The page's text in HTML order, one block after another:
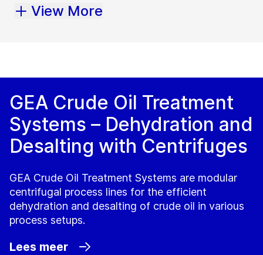
View More
GEA Crude Oil Treatment
Systems – Dehydration and
Desalting with Centrifuges
GEA Crude Oil Treatment Systems are modular
centrifugal process lines for the efficient
dehydration and desalting of crude oil in various
process setups.
Lees meer